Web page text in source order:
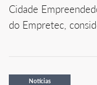
Cidade
do Empretec,
Notícias